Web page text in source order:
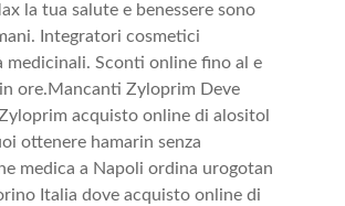
la tua salute e benessere sono
Integratori cosmetici
medicinali. Sconti online fino al e
ore.Mancanti Zyloprim Deve
acquisto online di alositol
ottenere hamarin senza
medica a Napoli ordina urogotan
Italia dove acquisto online di